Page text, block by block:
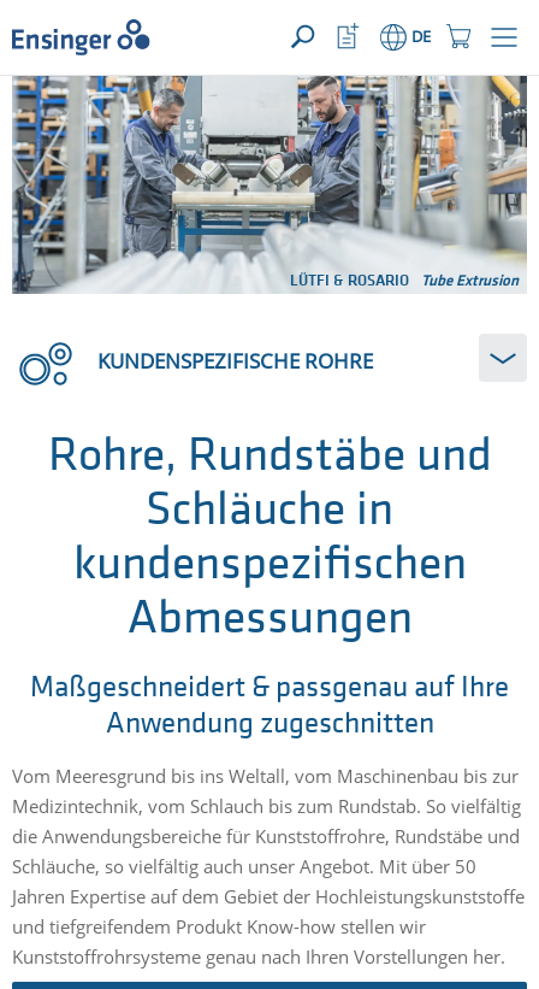
IHRE ANFRAGE ({{productCount}} Produkte)
ÖFFNEN
Startseite DE
Watchlist
Button
Wie
können
wir
Ihnen
helfen?
LÜTFI & ROSARIO Tube Extrusion
KUNDENSPEZIFISCHE ROHRE
Rohre, Rundstäbe und
Schläuche in
kundenspezifischen
Abmessungen
Maßgeschneidert & passgenau auf Ihre
Anwendung zugeschnitten
Vom Meeresgrund bis ins Weltall, vom Maschinenbau bis zur
Medizintechnik, vom Schlauch bis zum Rundstab. So vielfältig
die Anwendungsbereiche für Kunststoffrohre, Rundstäbe und
Schläuche, so vielfältig auch unser Angebot. Mit über 50
Jahren Expertise auf dem Gebiet der Hochleistungskunststoffe
und tiefgreifendem Produkt Know-how stellen wir
Kunststoffrohrsysteme genau nach Ihren Vorstellungen her.